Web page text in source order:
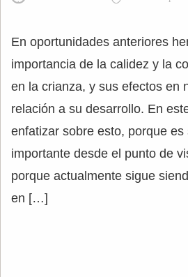
En oportunidades anteriores
importancia de la calidez y la
en la crianza, y sus efectos en
relación a su desarrollo. En
enfatizar sobre esto, porque es
importante desde el punto de
porque actualmente sigue
en […]